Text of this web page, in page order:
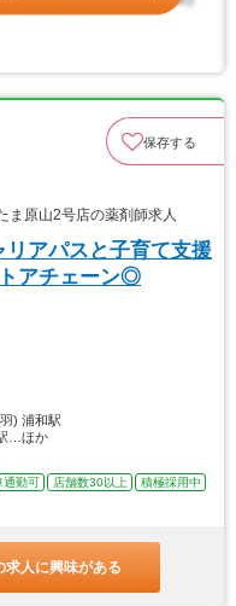
保存する
原山2号店の薬剤師求人
リアパスと子育て支援
アチェーン◎
) 浦和駅
…ほか
通勤可 店舗数30以上
積極採用中
求人に興味がある